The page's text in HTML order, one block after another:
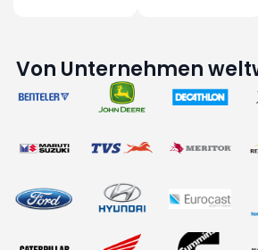
Von Unternehmen